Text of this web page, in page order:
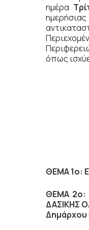
ημέρα
όπως
ΘΕΜΑ 1ο:
ΘΕΜΑ 2ο:
ΔΑΣΙΚΗΣ
Δημάρχου